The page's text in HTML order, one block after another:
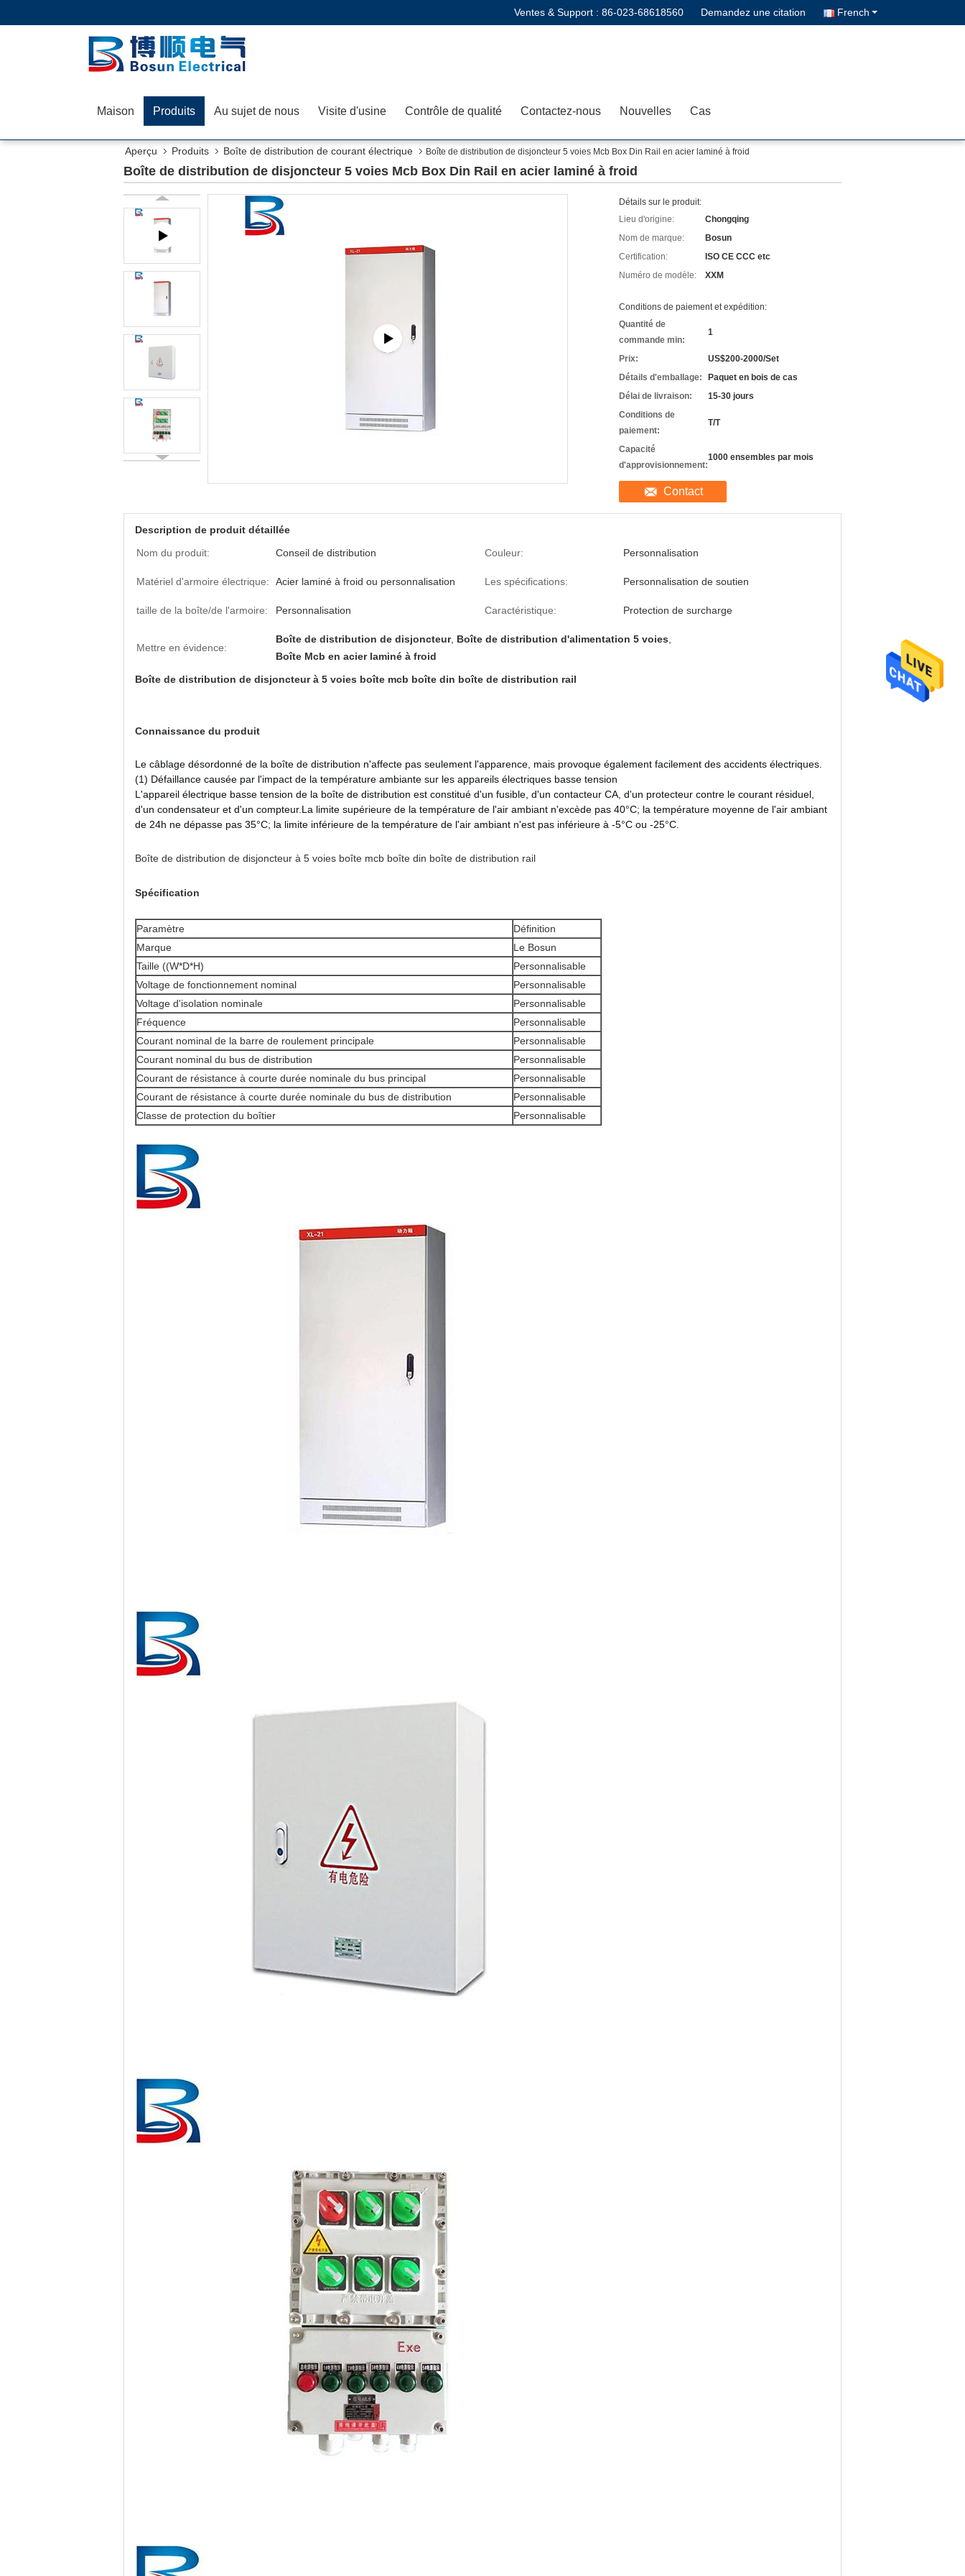
Ventes & Support : 86-023-68618560 Demandez une citation French
Maison Produits Au sujet de nous Visite d'usine Contrôle de qualité Contactez-nous Nouvelles Cas
Aperçu Produits Boîte de distribution de courant électrique Boîte de distribution de disjoncteur 5 voies Mcb Box Din Rail en acier laminé à froid
Boîte de distribution de disjoncteur 5 voies Mcb Box Din Rail en acier laminé à froid
Détails sur le produit:
Lieu d'origine:
Chongqing
Nom de marque:
Bosun
Certification:
ISO CE CCC etc
Numéro de modèle:
XXM
Conditions de paiement et expédition:
Quantité de
commande min:
1
Prix:
US$200-2000/Set
Détails d'emballage:
Paquet en bois de cas
Délai de livraison:
15-30 jours
Conditions de
paiement:
T/T
Capacité
d'approvisionnement:
1000 ensembles par mois
Contact
Description de produit détaillée
Nom du produit:
Conseil de distribution Couleur: Personnalisation
Matériel d'armoire électrique: Acier laminé à froid ou personnalisation Les spécifications: Personnalisation de soutien
taille de la boîte/de l'armoire: Personnalisation Caractéristique: Protection de surcharge
Mettre en évidence:
Boîte de distribution de disjoncteur, Boîte de distribution d'alimentation 5 voies
Boîte Mcb en acier laminé à froid
Boîte de distribution de disjoncteur à 5 voies boîte mcb boîte din boîte de distribution rail
Connaissance du produit
Le câblage désordonné de la boîte de distribution n'affecte pas seulement l'apparence, mais provoque également facilement des accidents électriques.
(1) Défaillance causée par l'impact de la température ambiante sur les appareils électriques basse tension
L'appareil électrique basse tension de la boîte de distribution est constitué d'un fusible, d'un contacteur CA, d'un protecteur contre le courant résiduel,
d'un condensateur et d'un compteur.La limite supérieure de la température de l'air ambiant n'excède pas 40°C; la température moyenne de l'air ambiant
de 24h ne dépasse pas 35°C; la limite inférieure de la température de l'air ambiant n'est pas inférieure à -5°C ou -25°C.
Boîte de distribution de disjoncteur à 5 voies boîte mcb boîte din boîte de distribution rail
Spécification
Paramètre
Définition
Marque
Le Bosun
Taille ((W*D*H)
Personnalisable
Voltage de fonctionnement nominal
Personnalisable
Voltage d'isolation nominale
Personnalisable
Fréquence
Personnalisable
Courant nominal de la barre de roulement principale
Personnalisable
Courant nominal du bus de distribution
Personnalisable
Courant de résistance à courte durée nominale du bus principal
Personnalisable
Courant de résistance à courte durée nominale du bus de distribution
Personnalisable
Classe de protection du boîtier
Personnalisable